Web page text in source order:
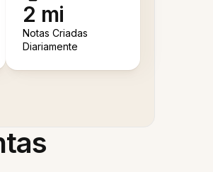
2 mi
Notas Criadas
Diariamente